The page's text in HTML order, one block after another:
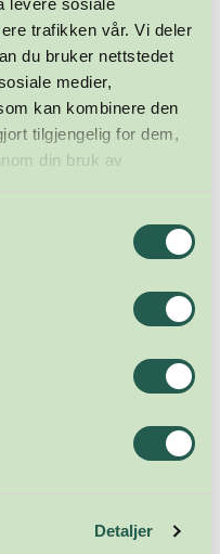
levere sosiale
trafikken vår. Vi deler
du bruker nettstedet
medier,
kan kombinere den
tilgjengelig for dem,
din bruk av
Detaljer